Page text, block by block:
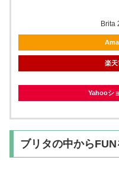
Brita
楽
Yahooシ
ブリタの中から